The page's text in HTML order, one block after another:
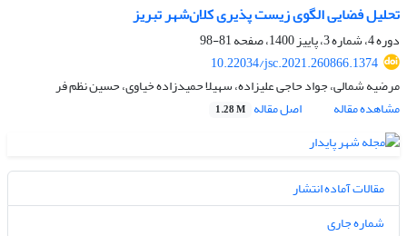
تحلیل فضایی الگوی زیست پذیری کلان‌شهر تبریز
دوره 4، شماره 3، پاییز 1400، صفحه
81-98
10.22034/jsc.2021.260866.1374
مرضیه شمالی، جواد حاجی علیزاده، سهیلا حمیدزاده خیاوی، حسین نظم فر
مشاهده مقاله
اصل مقاله 1.28 M
مقالات آماده انتشار
شماره جاری